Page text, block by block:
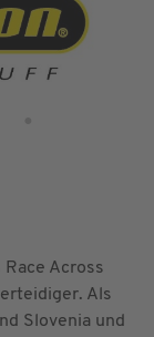
Across
Als
Slovenia und